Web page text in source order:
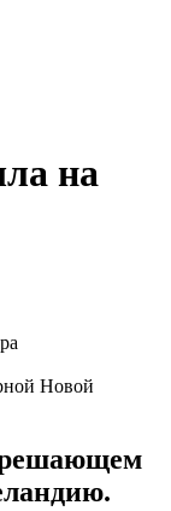
на
Новой
решающем